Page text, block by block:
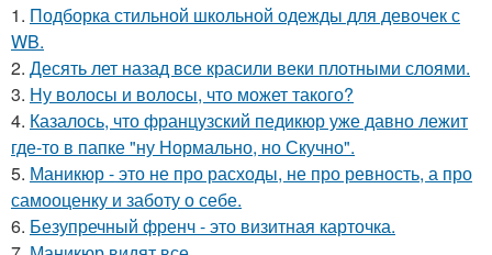
1. Подборка стильной школьной одежды для девочек с
WB.
2. Десять лет назад все красили веки плотными слоями.
3. Ну волосы и волосы, что может такого?
4. Казалось, что французский педикюр уже давно лежит
где-то в папке "ну Нормально, но Скучно".
5. Маникюр - это не про расходы, не про ревность, а про
самооценку и заботу о себе.
6. Безупречный френч - это визитная карточка.